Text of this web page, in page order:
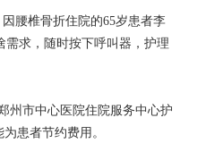
腰椎骨折住院的65岁患者李
需求，随时按下呼叫器，护理
州市中心医院住院服务中心护
患者节约费用。